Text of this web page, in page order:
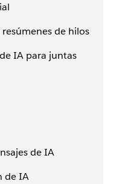
de hilos
IA para juntas
de IA
de IA